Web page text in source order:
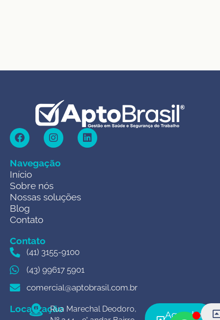
Navegação
Início
Sobre nós
Nossas soluções
Blog
Contato
Contato
(41) 3155-9100
(43) 99617 5901
comercial@aptobrasil.com.br
LocalizaçãoRua Marechal Deodoro,
Agendar